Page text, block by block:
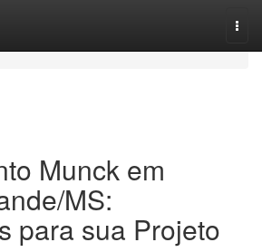
Munck em
MS:
para sua Projeto